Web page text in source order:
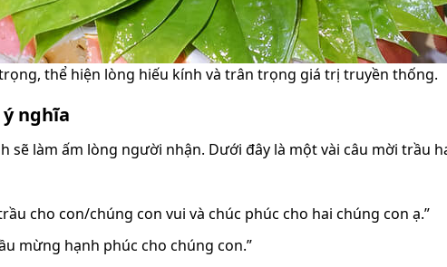
thể hiện lòng hiếu kính và trân trọng giá trị truyền thống.
nghĩa
sẽ làm ấm lòng người nhận. Dưới đây là một vài câu mời trầu
cho con/chúng con vui và chúc phúc cho hai chúng con ạ.”
mừng hạnh phúc cho chúng con.”